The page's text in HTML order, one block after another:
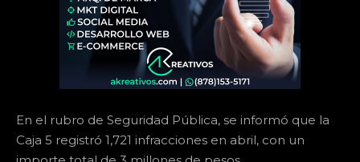
En el rubro de Seguridad Pública, se informó que la
Caja 5 registró 1,721 infracciones en abril, con un